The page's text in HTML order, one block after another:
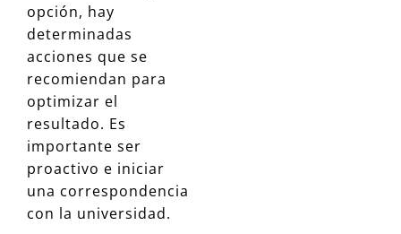
opción, hay
determinadas
acciones que se
recomiendan para
optimizar el
resultado. Es
importante ser
proactivo e iniciar
una correspondencia
con la universidad.